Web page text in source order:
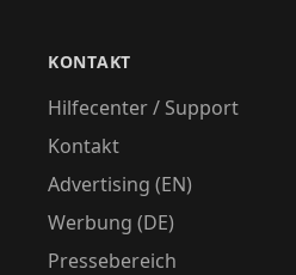
KONTAKT
Hilfecenter / Support
Kontakt
Advertising (EN)
Werbung (DE)
Pressebereich